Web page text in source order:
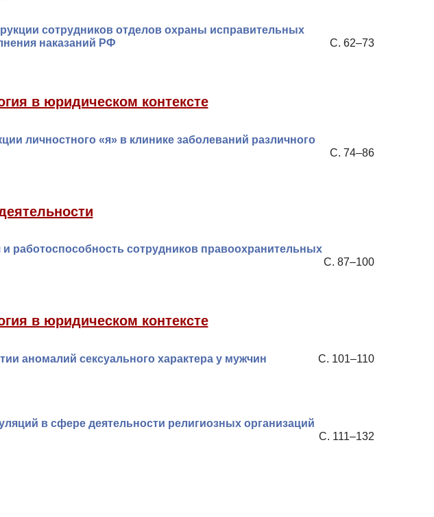
сотрудников отделов охраны исправительных
наказаний РФ
С. 62–73
в юридическом контексте
личностного «я» в клинике заболеваний различного
С. 74–86
работоспособность сотрудников правоохранительных
С. 87–100
в юридическом контексте
аномалий сексуального характера у мужчин
С. 101–110
в сфере деятельности религиозных организаций
С. 111–132